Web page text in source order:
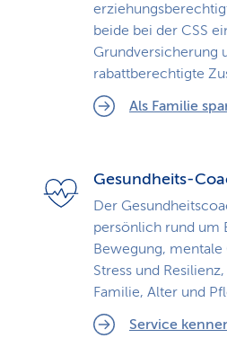
beide bei der CSS
Grundversicherung
rabattberechtigte
Als Familie
Gesundheits-
Der
persönlich rund um
Bewegung, mentale
Stress und
Familie, Alter und
Service